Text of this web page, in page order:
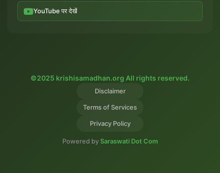
YouTube पर देखें
©2025 krishisamadhan.org All rights reserved.
Disclaimer
Terms of Services
Privacy Policy
Powered bySaraswati Dot Com